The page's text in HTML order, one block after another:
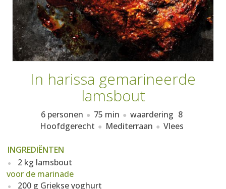
In harissa gemarineerde
lamsbout
6 personen 75 min waardering 8
Hoofdgerecht
Mediterraan Vlees
INGREDIËNTEN
2 kg lamsbout
voor de marinade
200 g Griekse yoghurt